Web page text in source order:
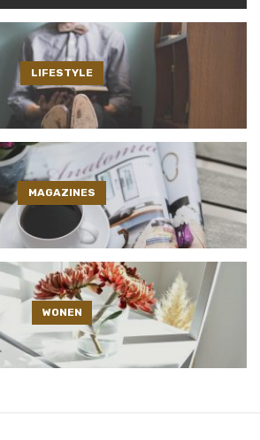
LIFESTYLE
MAGAZINES
WONEN